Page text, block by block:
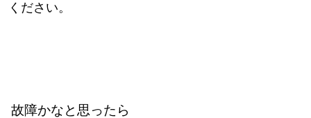
ください。
故障かなと思ったら